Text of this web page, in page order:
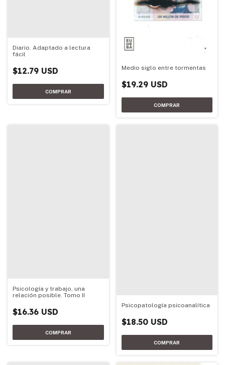
Diario. Adaptado a lectura
fácil
$12.79 USD Medio siglo entre tormentas
$19.29 USD
Psicología y trabajo, una
relación posible. Tomo II
$16.36 USD
Psicopatología psicoanalítica
$18.50 USD